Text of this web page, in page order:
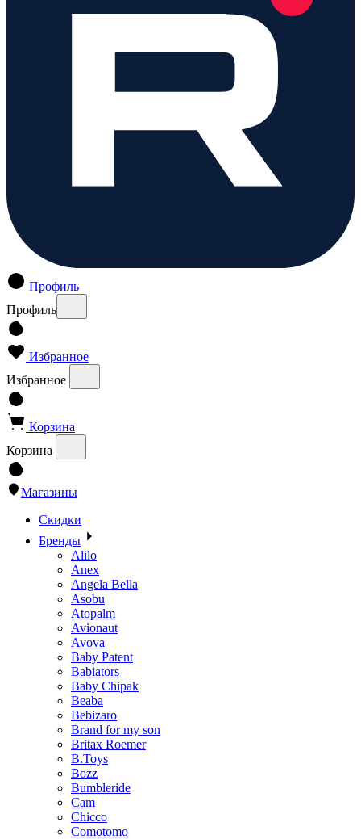
Профиль
Профиль
Избранное
Избранное
Корзина
Корзина
Магазины
Скидки
Бренды
Alilo
Anex
Angela Bella
Asobu
Atopalm
Avionaut
Avova
Baby Patent
Babiators
Baby Chipak
Beaba
Bebizaro
Brand for my son
Britax Roemer
B.Toys
Bozz
Bumbleride
Cam
Chicco
Comotomo